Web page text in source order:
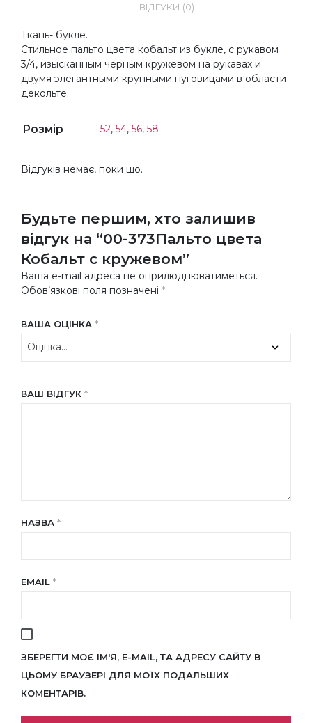
ВІДГУКИ (0)
Ткань- букле.
Стильное пальто цвета кобальт из букле, с рукавом
3/4, изысканным черным кружевом на рукавах и
двумя элегантными крупными пуговицами в области
декольте.
Розмір 52, 54, 56, 58
Відгуків немає, поки що.
Будьте першим, хто залишив
відгук на “00-373Пальто цвета
Кобальт с кружевом”
Ваша e-mail адреса не оприлюднюватиметься.
Обов’язкові поля позначені *
ВАША ОЦІНКА *
ВАШ ВІДГУК *
НАЗВА *
EMAIL *
ЗБЕРЕГТИ МОЄ ІМ'Я, E-MAIL, ТА АДРЕСУ САЙТУ В
ЦЬОМУ БРАУЗЕРІ ДЛЯ МОЇХ ПОДАЛЬШИХ
КОМЕНТАРІВ.